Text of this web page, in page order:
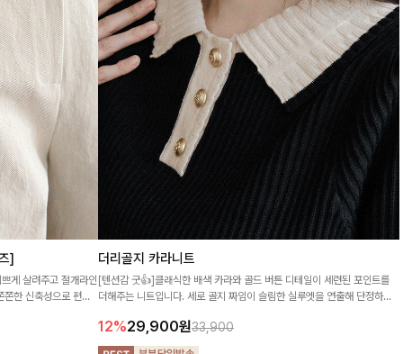
]
게 살려주고 절개라인
한 신축성으로 편안
더리골지 카라니트
[텐션감 굿👍]클래식한 배색 카라와 골드 버튼 디테일이 세련된 포인트를
더해주는 니트입니다. 세로 골지 짜임이 슬림한 실루엣을 연출해 단정하면
12%29,900원33,900